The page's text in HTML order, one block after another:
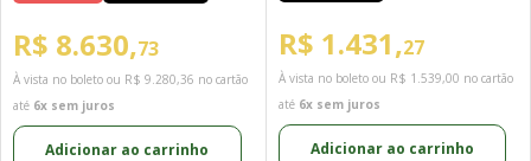
R$ 8.630,73
À vista no boleto ou R$ 9.280,36 no cartão
até 6x sem juros
Adicionar ao carrinho
R$ 1.431,27
À vista no boleto ou R$ 1.539,00 no cartão
até 6x sem juros
Adicionar ao carrinho